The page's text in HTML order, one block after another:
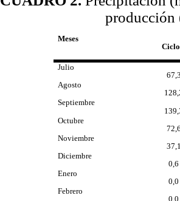
producción
Meses
Julio
Agosto
Septiembre
Octubre
Noviembre
Diciembre
Enero
Febrero
0,6
0,0
0,0